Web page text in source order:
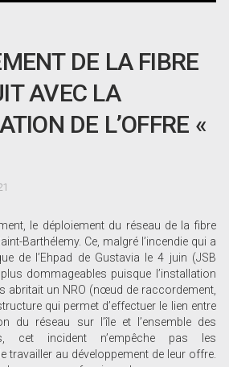
DE LA FIBRE
AVEC LA
DE L’OFFRE «
le déploiement du réseau de la fibre
Barthélemy. Ce, malgré l’incendie qui a
de l’Ehpad de Gustavia le 4 juin (JSB
dommageables puisque l’installation
abritait un NRO (nœud de raccordement,
qui permet d’effectuer le lien entre
du réseau sur l’île et l’ensemble des
cet incident n’empêche pas les
travailler au développement de leur offre.